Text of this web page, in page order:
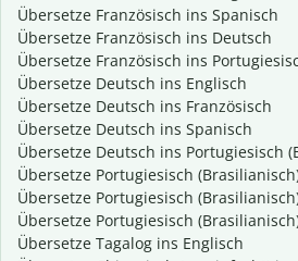
Übersetze Französisch ins Spanisch
Übersetze Französisch ins Deutsch
Übersetze Französisch ins
Übersetze Deutsch ins Englisch
Übersetze Deutsch ins Französisch
Übersetze Deutsch ins Spanisch
Übersetze Deutsch ins Portugiesisch
Übersetze Portugiesisch
Übersetze Portugiesisch
Übersetze Portugiesisch
Übersetze Tagalog ins Englisch